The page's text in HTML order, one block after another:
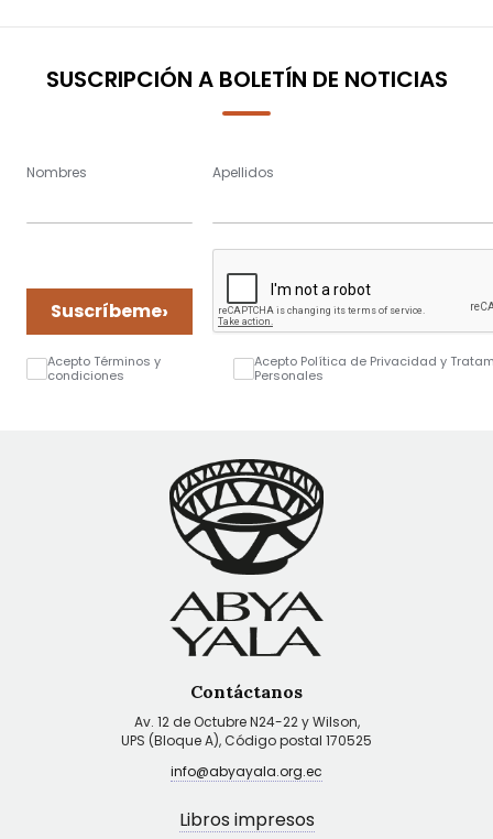
SUSCRIPCIÓN A BOLETÍN DE NOTICIAS
Nombres Apellidos
Suscríbeme›
Acepto Términos y
condiciones
Acepto Política de Privacidad y
Personales
Contáctanos
Av. 12 de Octubre N24-22 y Wilson,
UPS (Bloque A), Código postal 170525
info@abyayala.org.ec
Libros impresos